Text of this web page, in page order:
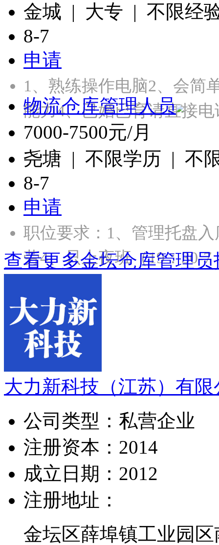
金城 | 大专 | 不限经
8-7
申请
1、熟练操作电脑2、会简
能力4、已婚已育请直接
物流仓库管理人员
7000-7500元/月
尧塘 | 不限学历 | 不
8-7
申请
职位要求：1、管理托盘
劳4、只上夜班（19：30-
查看更多金坛仓库管理
大力新科技（江苏）有限
公司类型： 私营企业
注册资本： 2014
成立日期： 2012
注册地址：
金坛区薛埠镇工业园